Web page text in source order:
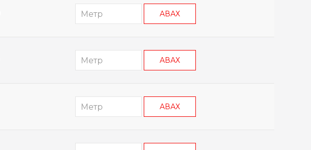
АВАХ
АВАХ
АВАХ